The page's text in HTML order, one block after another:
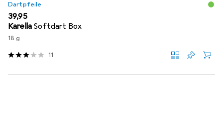
Dartpfeile
EUR
39,95
Karella Softdart Box
18 g
11